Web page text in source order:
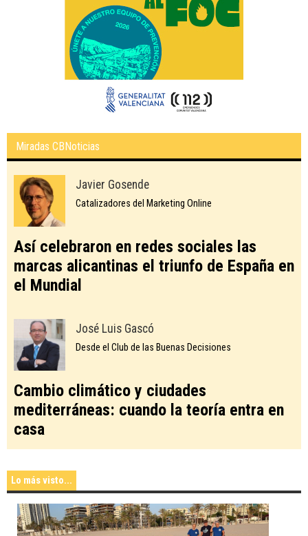
Miradas CBNoticias
Javier Gosende
Catalizadores del Marketing Online
Así celebraron en redes sociales las
marcas alicantinas el triunfo de España en
el Mundial
José Luis Gascó
Desde el Club de las Buenas Decisiones
Cambio climático y ciudades
mediterráneas: cuando la teoría entra en
casa
Lo más visto...